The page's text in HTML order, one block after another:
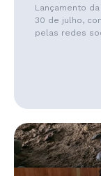
Lançamento
30 de julho,
pelas redes